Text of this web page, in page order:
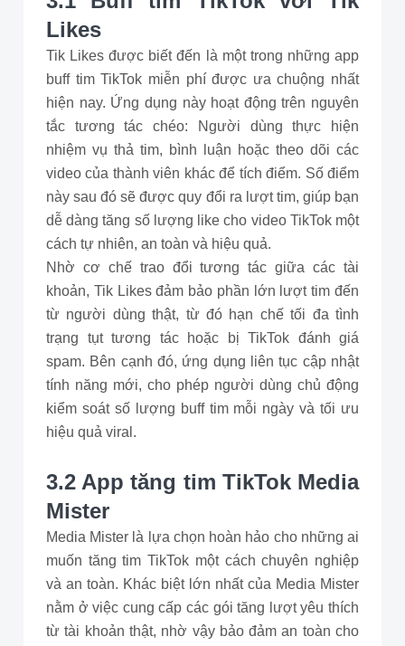
Likes
Tik Likes được biết đến là một trong những app
buff tim TikTok miễn phí được ưa chuộng nhất
hiện nay. Ứng dụng này hoạt động trên nguyên
tắc tương tác chéo: Người dùng thực hiện
nhiệm vụ thả tim, bình luận hoặc theo dõi các
video của thành viên khác để tích điểm. Số điểm
này sau đó sẽ được quy đổi ra lượt tim, giúp bạn
dễ dàng tăng số lượng like cho video TikTok một
cách tự nhiên, an toàn và hiệu quả.
Nhờ cơ chế trao đổi tương tác giữa các tài
khoản, Tik Likes đảm bảo phần lớn lượt tim đến
từ người dùng thật, từ đó hạn chế tối đa tình
trạng tụt tương tác hoặc bị TikTok đánh giá
spam. Bên cạnh đó, ứng dụng liên tục cập nhật
tính năng mới, cho phép người dùng chủ động
kiểm soát số lượng buff tim mỗi ngày và tối ưu
hiệu quả viral.
3.2 App tăng tim TikTok Media
Mister
Media Mister là lựa chọn hoàn hảo cho những ai
muốn tăng tim TikTok một cách chuyên nghiệp
và an toàn. Khác biệt lớn nhất của Media Mister
nằm ở việc cung cấp các gói tăng lượt yêu thích
từ tài khoản thật, nhờ vậy bảo đảm an toàn cho